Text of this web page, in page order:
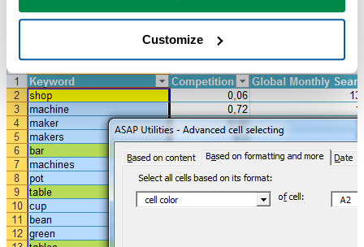
Customize
(yellow) (Verrà visualizzata la versione in lingua inglese.)